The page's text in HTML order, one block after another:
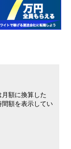
額に換算した
額を表示してい